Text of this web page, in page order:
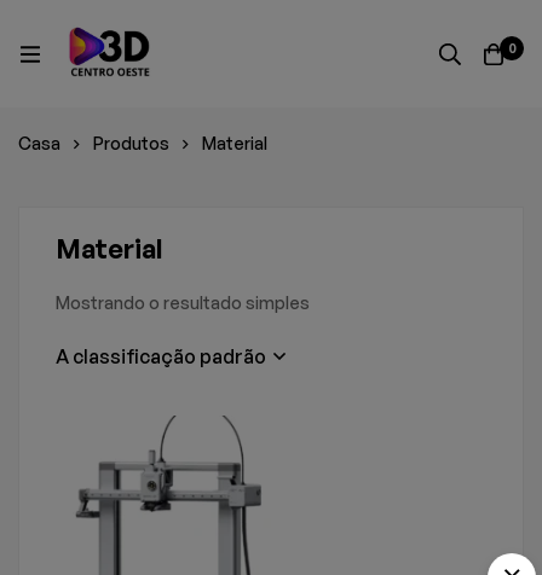
0
Casa Produtos Material
Material
Mostrando o resultado simples
A classificação padrão